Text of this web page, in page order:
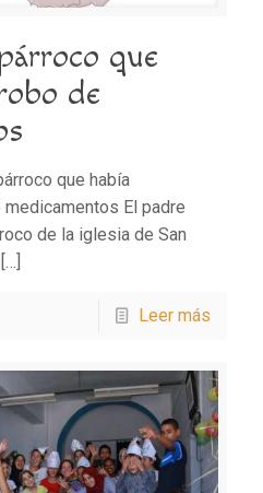
que
de
que había
El padre
de la iglesia de San
[…]
Leer más